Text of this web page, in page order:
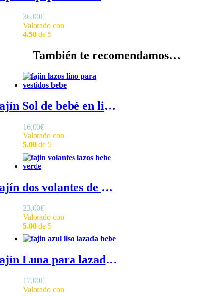
36,00€
Valorado con
4.50 de 5
También te recomendamos…
Fajín Sol de bebé en lino - Fajín de lino liso
16,00€
Valorado con
5.00 de 5
Fajín dos volantes de bebé en lino verde agua - Fajín ceremonia bebé en lino verde agua con dos volantes horizontales en el frontal
23,00€
Valorado con
5.00 de 5
Fajín Luna para lazada de bebé en lino - Fajín bebé liso confeccionado en lino
17,00€
Valorado con